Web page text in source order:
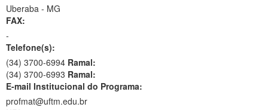
Uberaba - MG
FAX:
-
Telefone(s):
(34) 3700-6994 Ramal:
(34) 3700-6993 Ramal:
E-mail Institucional do Programa:
profmat@uftm.edu.br